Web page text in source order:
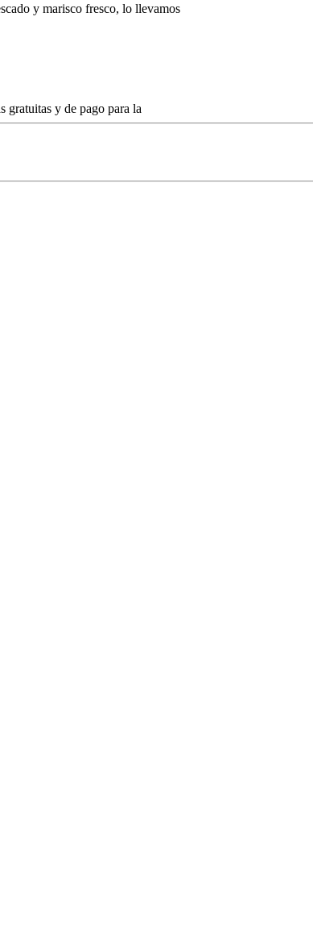
y marisco fresco, lo llevamos
gratuitas y de pago para la